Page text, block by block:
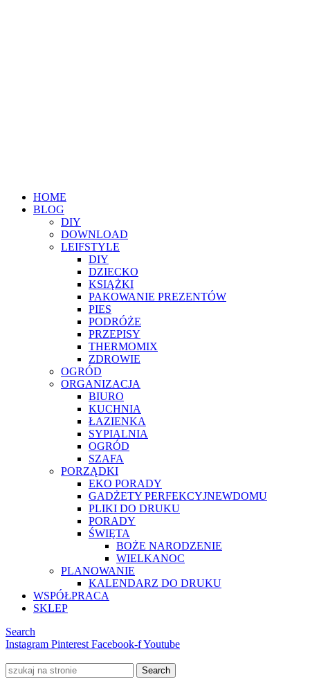
HOME
BLOG
DIY
DOWNLOAD
LEIFSTYLE
DIY
DZIECKO
KSIĄŻKI
PAKOWANIE PREZENTÓW
PIES
PODRÓŻE
PRZEPISY
THERMOMIX
ZDROWIE
OGRÓD
ORGANIZACJA
BIURO
KUCHNIA
ŁAZIENKA
SYPIALNIA
OGRÓD
SZAFA
PORZĄDKI
EKO PORADY
GADŻETY PERFEKCYJNEWDOMU
PLIKI DO DRUKU
PORADY
ŚWIĘTA
BOŻE NARODZENIE
WIELKANOC
PLANOWANIE
KALENDARZ DO DRUKU
WSPÓŁPRACA
SKLEP
Search
Instagram Pinterest Facebook-fYoutube
Search